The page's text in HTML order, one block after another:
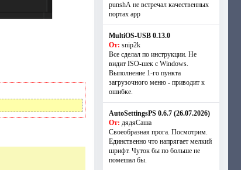
punshА не встречал качественных
портах app
MultiOS-USB 0.13.0
От: snip2k
Все сделал по инструкции. Не
видит ISO-шек с Windows.
Выполнение 1-го пункта
загрузочного меню - приводит к
ошибке.
AutoSettingsPS 0.6.7 (26.07.2026)
От: дядяСаша
Своеобразная прога. Посмотрим.
Единственно что напрягает мелкий
шрифт. Чуток бы по больше не
помешал бы.